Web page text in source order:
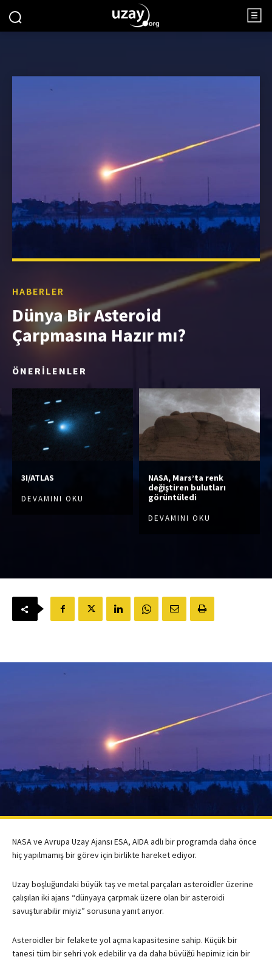
HABERLER
Dünya Bir Asteroid
Çarpmasına Hazır mı?
ÖNERİLENLER
3I/ATLAS
DEVAMINI OKU
NASA, Mars’ta renk
değiştiren bulutları
görüntüledi
DEVAMINI OKU
NASAve Avrupa Uzay Ajansı ESA, AIDAadlı bir programda daha önce
hiç yapılmamış bir görev için birlikte hareket ediyor.
Uzay boşluğundaki büyük taş ve metal parçaları asteroidler üzerine
çalışılan iki ajans “dünyaya çarpmak üzere olan bir asteroidi
savuşturabilir miyiz” sorusuna yanıt arıyor.
Asteroidler bir felakete yol açma kapasitesine sahip. Küçük bir
tanesi tüm bir şehri yok edebilir ya da daha büyüğü hepimiz için bir